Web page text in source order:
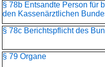
§ 78b Entsandte Person für
den Kassenärztlichen
§ 78c Berichtspflicht des
§ 79 Organe